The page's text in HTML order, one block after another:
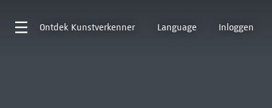
Ontdek Kunstverkenner Language Inloggen